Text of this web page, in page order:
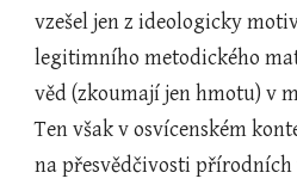
vzešel jen z ideologicky
legitimního metodického
věd (zkoumají jen hmotu) v
Ten však v osvícenském
na přesvědčivosti přírodních